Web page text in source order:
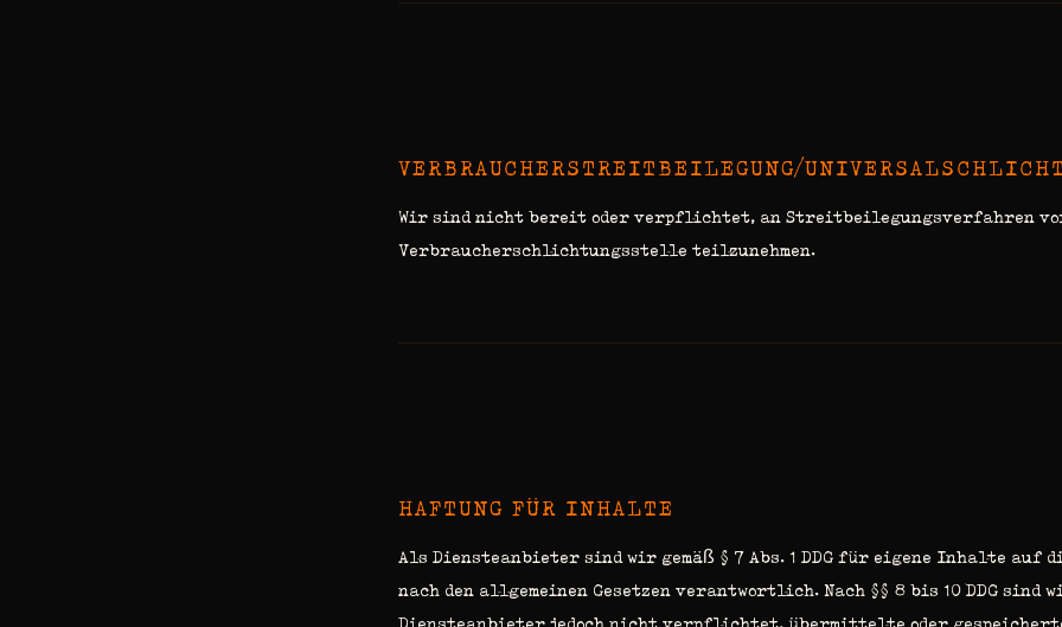
VERBRAUCHERSTREITBEILEGUNG/
Wir sind nicht bereit oder verpflichtet, an Streitbeilegungsverfahren
Verbraucherschlichtungsstelle teilzunehmen.
HAFTUNG FÜR INHALTE
Als Diensteanbieter sind wir gemäß § 7 Abs. 1 DDG für eigene Inhalte auf
nach den allgemeinen Gesetzen verantwortlich. Nach §§ 8 bis 10 DDG sind